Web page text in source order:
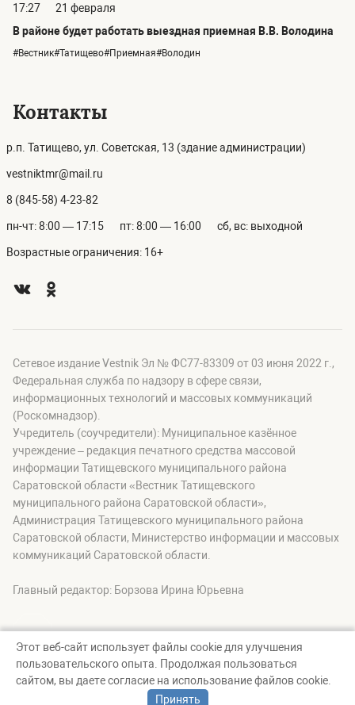
17:27
21 февраля
В районе будет работать выездная приемная В.В. Володина
#Вестник#Татищево#Приемная#Володин
Контакты
р.п. Татищево, ул. Советская, 13 (здание администрации)
vestniktmr@mail.ru
8 (845-58) 4-23-82
пн-чт: 8:00 — 17:15 пт: 8:00 — 16:00 сб, вс: выходной
Возрастные ограничения: 16+
Сетевое издание Vestnik Эл № ФС77-83309 от 03 июня 2022 г.,
Федеральная служба по надзору в сфере связи,
информационных технологий и массовых коммуникаций
(Роскомнадзор).
Учредитель (соучредители): Муниципальное казённое
учреждение – редакция печатного средства массовой
информации Татищевского муниципального района
Саратовской области «Вестник Татищевского
муниципального района Саратовской области»,
Администрация Татищевского муниципального района
Саратовской области, Министерство информации и массовых
коммуникаций Саратовской области.
Главный редактор: Борзова Ирина Юрьевна
© Вестник Татищевского муниципального района, 2026
Создание сайта — nopreset
Этот веб-сайт использует файлы cookie для улучшения
пользовательского опыта. Продолжая пользоваться
сайтом, вы даете согласие на использование файлов cookie.
Принять